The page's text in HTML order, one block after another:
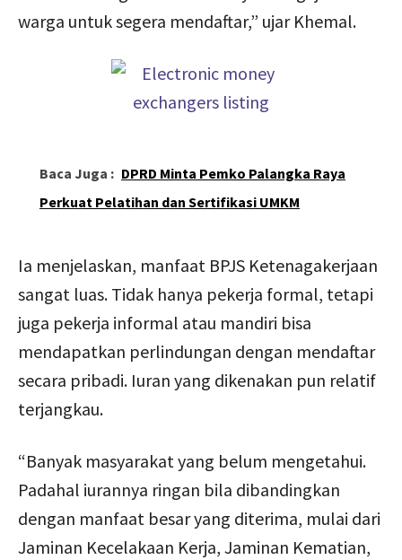
warga untuk segera mendaftar,” ujar Khemal.
Baca Juga : DPRD Minta Pemko Palangka Raya
Perkuat Pelatihan dan Sertifikasi UMKM
Ia menjelaskan, manfaat BPJS Ketenagakerjaan
sangat luas. Tidak hanya pekerja formal, tetapi
juga pekerja informal atau mandiri bisa
mendapatkan perlindungan dengan mendaftar
secara pribadi. Iuran yang dikenakan pun relatif
terjangkau.
“Banyak masyarakat yang belum mengetahui.
Padahal iurannya ringan bila dibandingkan
dengan manfaat besar yang diterima, mulai dari
Jaminan Kecelakaan Kerja, Jaminan Kematian,